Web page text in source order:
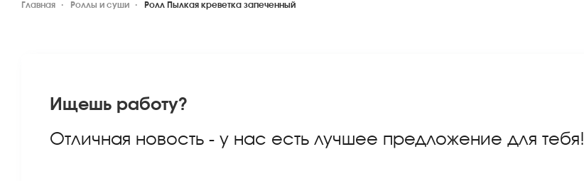
Главная Роллы и суши Ролл Пылкая креветка запеченный
Ищешь работу?
Отличная новость - у нас есть лучшее предложение для тебя!